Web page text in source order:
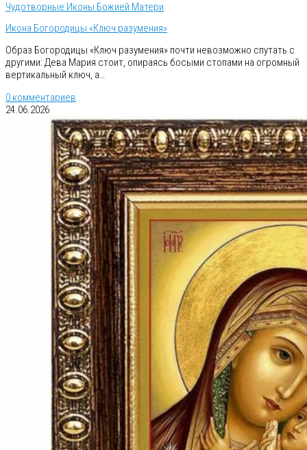
Чудотворные Иконы Божией Матери
Икона Богородицы «Ключ разумения»
Образ Богородицы «Ключ разумения» почти невозможно спутать с
другими: Дева Мария стоит, опираясь босыми стопами на огромный
вертикальный ключ, а…
0 комментариев
24.06.2026